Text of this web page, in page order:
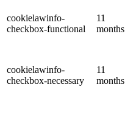
cookielawinfo-
checkbox-functional
11
months
cookielawinfo-
checkbox-necessary
11
months